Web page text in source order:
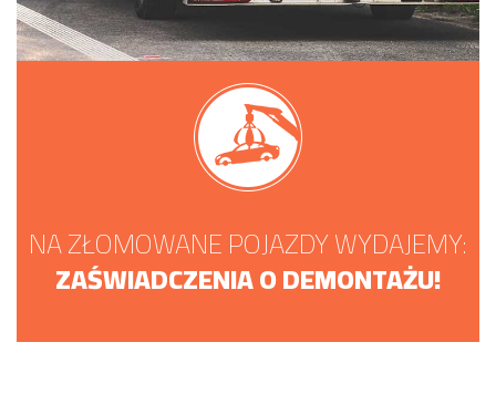
NA ZŁOMOWANE POJAZDY WYDAJEMY:
ZAŚWIADCZENIA O DEMONTAŻU!